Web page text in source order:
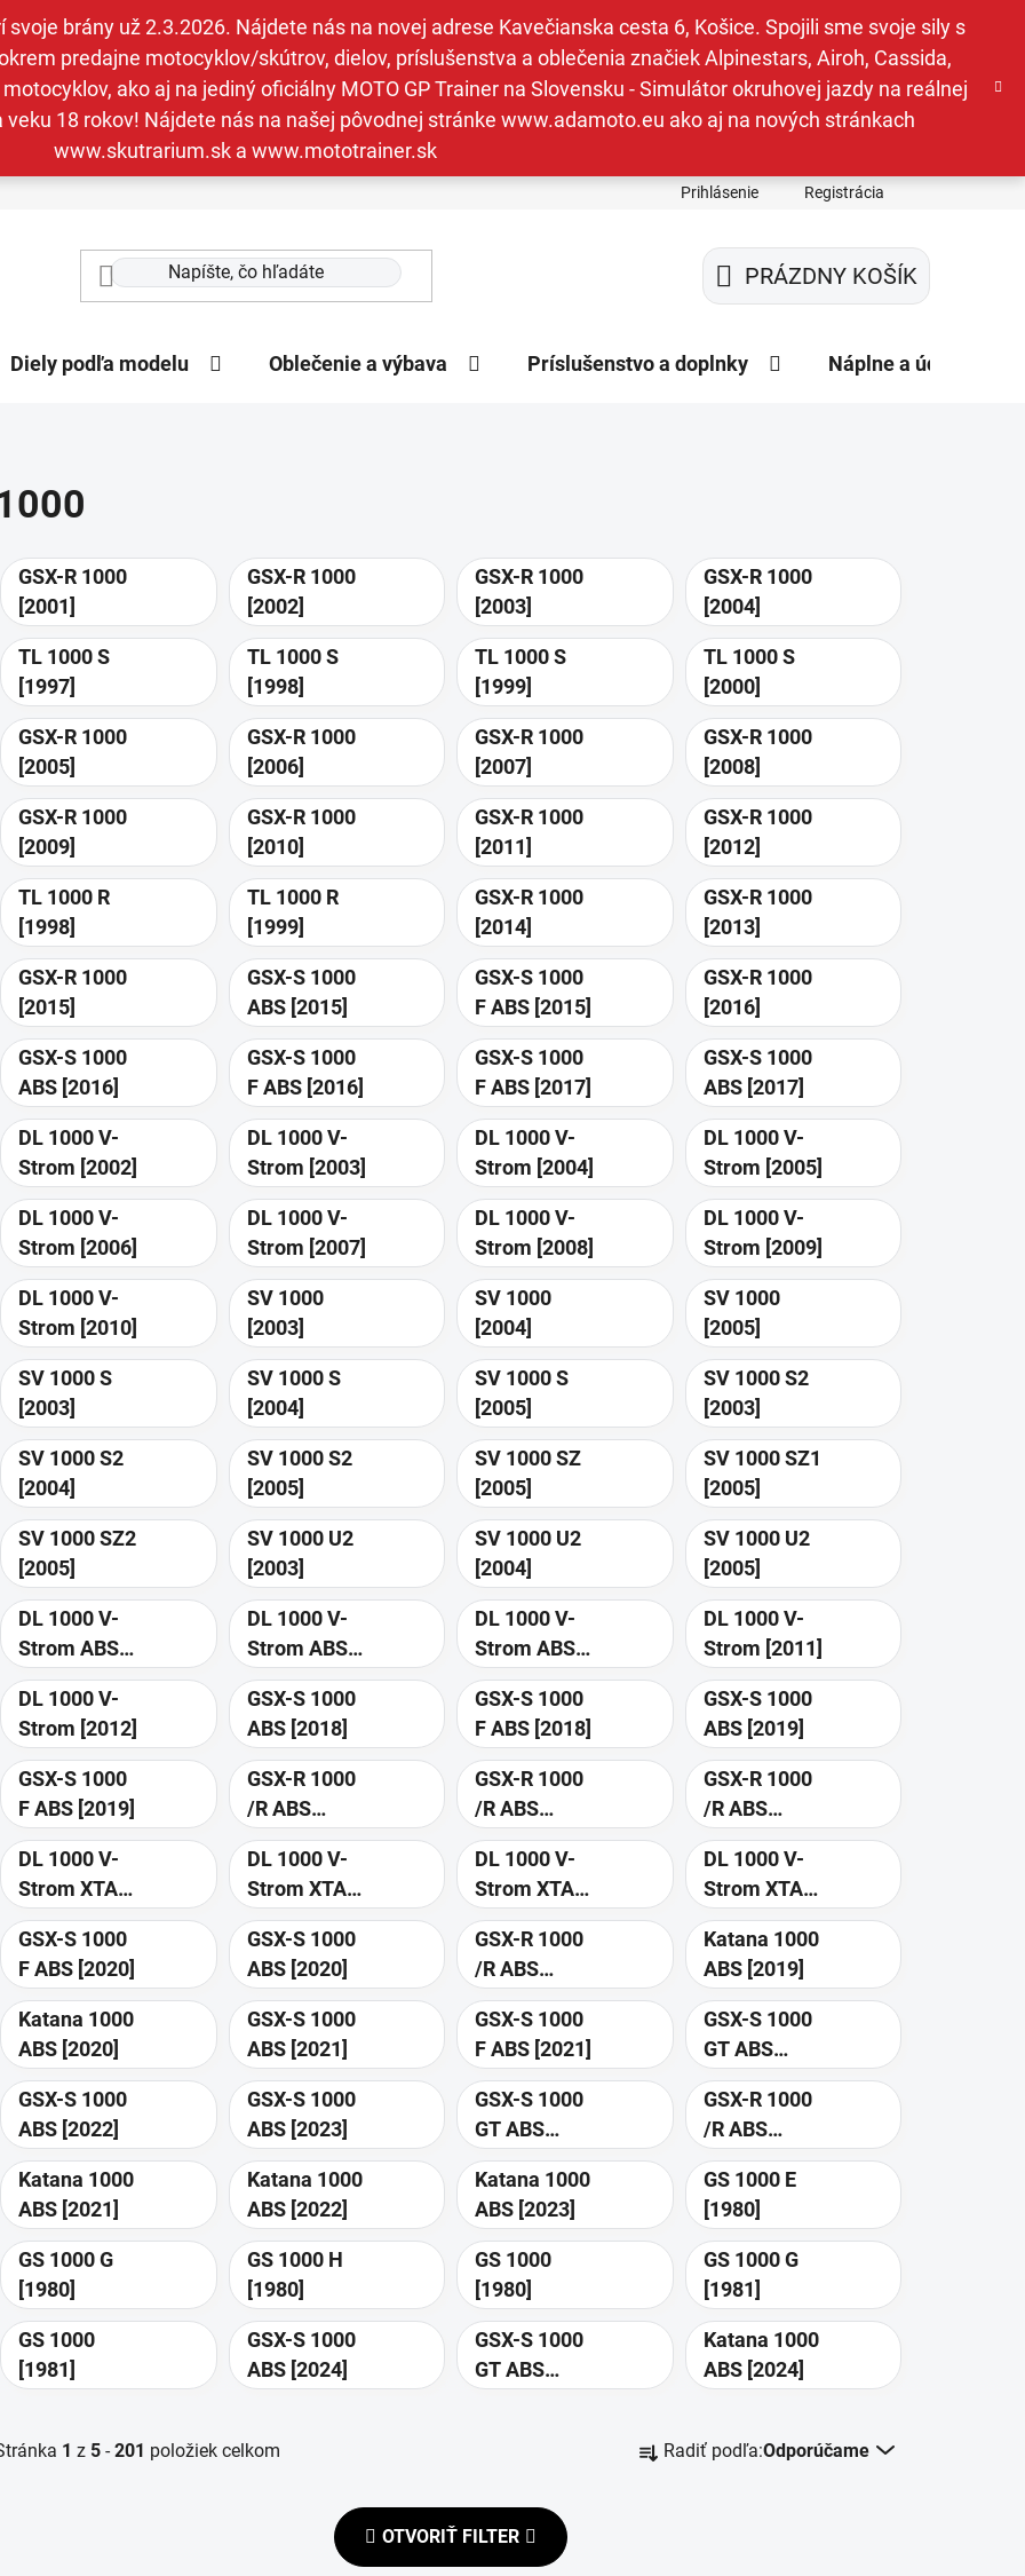
brány už 2.3.2026. Nájdete nás na novej adrese Kavečianska cesta 6, Košice. Spojili sme svoje sily s
predajne motocyklov/skútrov, dielov, príslušenstva a oblečenia značiek Alpinestars, Airoh, Cassida,
ako aj na jediný oficiálny MOTO GP Trainer na Slovensku - Simulátor okruhovej jazdy na reálnej
18 rokov! Nájdete nás na našej pôvodnej stránke www.adamoto.eu ako aj na nových stránkach
www.skutrarium.sk a www.mototrainer.sk
Prihlásenie Registrácia
NÁKUPNÝ
KOŠÍK
PRÁZDNY KOŠÍK
Diely podľa modelu Oblečenie a výbava Príslušenstvo a doplnky Náplne a údržba
GSX-R 1000
[2001]
GSX-R 1000
[2002]
GSX-R 1000
[2003]
GSX-R 1000
[2004]
TL 1000 S
[1997]
TL 1000 S
[1998]
TL 1000 S
[1999]
TL 1000 S
[2000]
GSX-R 1000
[2005]
GSX-R 1000
[2006]
GSX-R 1000
[2007]
GSX-R 1000
[2008]
GSX-R 1000
[2009]
GSX-R 1000
[2010]
GSX-R 1000
[2011]
GSX-R 1000
[2012]
TL 1000 R
[1998]
TL 1000 R
[1999]
GSX-R 1000
[2014]
GSX-R 1000
[2013]
GSX-R 1000
[2015]
GSX-S 1000
ABS [2015]
GSX-S 1000
F ABS [2015]
GSX-R 1000
[2016]
GSX-S 1000
ABS [2016]
GSX-S 1000
F ABS [2016]
GSX-S 1000
F ABS [2017]
GSX-S 1000
ABS [2017]
DL 1000 V-
Strom [2002]
DL 1000 V-
Strom [2003]
DL 1000 V-
Strom [2004]
DL 1000 V-
Strom [2005]
DL 1000 V-
Strom [2006]
DL 1000 V-
Strom [2007]
DL 1000 V-
Strom [2008]
DL 1000 V-
Strom [2009]
DL 1000 V-
Strom [2010]
SV 1000
[2003]
SV 1000
[2004]
SV 1000
[2005]
SV 1000 S
[2003]
SV 1000 S
[2004]
SV 1000 S
[2005]
SV 1000 S2
[2003]
SV 1000 S2
[2004]
SV 1000 S2
[2005]
SV 1000 SZ
[2005]
SV 1000 SZ1
[2005]
SV 1000 SZ2
[2005]
SV 1000 U2
[2003]
SV 1000 U2
[2004]
SV 1000 U2
[2005]
DL 1000 V-
Strom ABS
[2014]
DL 1000 V-
Strom ABS
[2015]
DL 1000 V-
Strom ABS
[2016]
DL 1000 V-
Strom [2011]
DL 1000 V-
Strom [2012]
GSX-S 1000
ABS [2018]
GSX-S 1000
F ABS [2018]
GSX-S 1000
ABS [2019]
GSX-S 1000
F ABS [2019]
GSX-R 1000
/R ABS
[2017]
GSX-R 1000
/R ABS
[2018]
GSX-R 1000
/R ABS
[2019]
DL 1000 V-
Strom XTA
ABS [2017]
DL 1000 V-
Strom XTA
ABS [2018]
DL 1000 V-
Strom XTA
ABS [2019]
DL 1000 V-
Strom XTA
ABS [2020]
GSX-S 1000
F ABS [2020]
GSX-S 1000
ABS [2020]
GSX-R 1000
/R ABS
[2020]
Katana 1000
ABS [2019]
Katana 1000
ABS [2020]
GSX-S 1000
ABS [2021]
GSX-S 1000
F ABS [2021]
GSX-S 1000
GT ABS
[2022]
GSX-S 1000
ABS [2022]
GSX-S 1000
ABS [2023]
GSX-S 1000
GT ABS
[2023]
GSX-R 1000
/R ABS
[2021]
Katana 1000
ABS [2021]
Katana 1000
ABS [2022]
Katana 1000
ABS [2023]
GS 1000 E
[1980]
GS 1000 G
[1980]
GS 1000 H
[1980]
GS 1000
[1980]
GS 1000 G
[1981]
GS 1000
[1981]
GSX-S 1000
ABS [2024]
GSX-S 1000
GT ABS
Katana 1000
ABS [2024]
1 z 5 -201 položiek celkom
a Radiť podľa:Odporúčame
OTVORIŤ FILTER